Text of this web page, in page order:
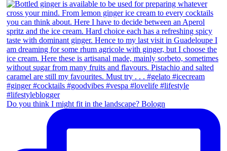
Do you think I might fit in the landscape? Bologn